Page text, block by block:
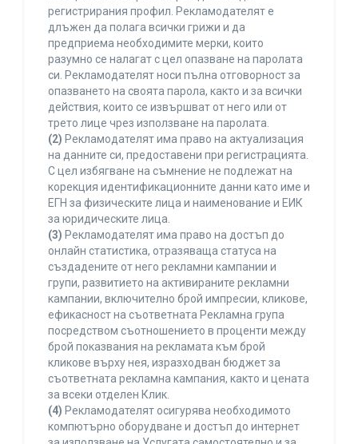
регистрирания профил. Рекламодателят е
длъжен да полага всички грижи и да
предприема необходимите мерки, които
разумно се налагат с цел опазване на паролата
си. Рекламодателят носи пълна отговорност за
опазването на своята парола, както и за всички
действия, които се извършват от него или от
трето лице чрез използване на паролата.
(2) Рекламодателят има право на актуализация
на данните си, предоставени при регистрацията.
С цел избягване на съмнение не подлежат на
корекция идентификационните данни като име и
ЕГН за физическите лица и наименование и ЕИК
за юридическите лица.
(3) Рекламодателят има право на достъп до
онлайн статистика, отразяваща статуса на
създадените от него рекламни кампании и
групи, развитието на активираните рекламни
кампании, включително брой импресии, кликове,
ефикасност на съответната Рекламна група
посредством съотношението в проценти между
брой показвания на рекламата към брой
кликове върху нея, изразходван бюджет за
съответната рекламна кампания, както и цената
за всеки отделен Клик.
(4) Рекламодателят осигурява необходимото
компютърно оборудване и достъп до интернет